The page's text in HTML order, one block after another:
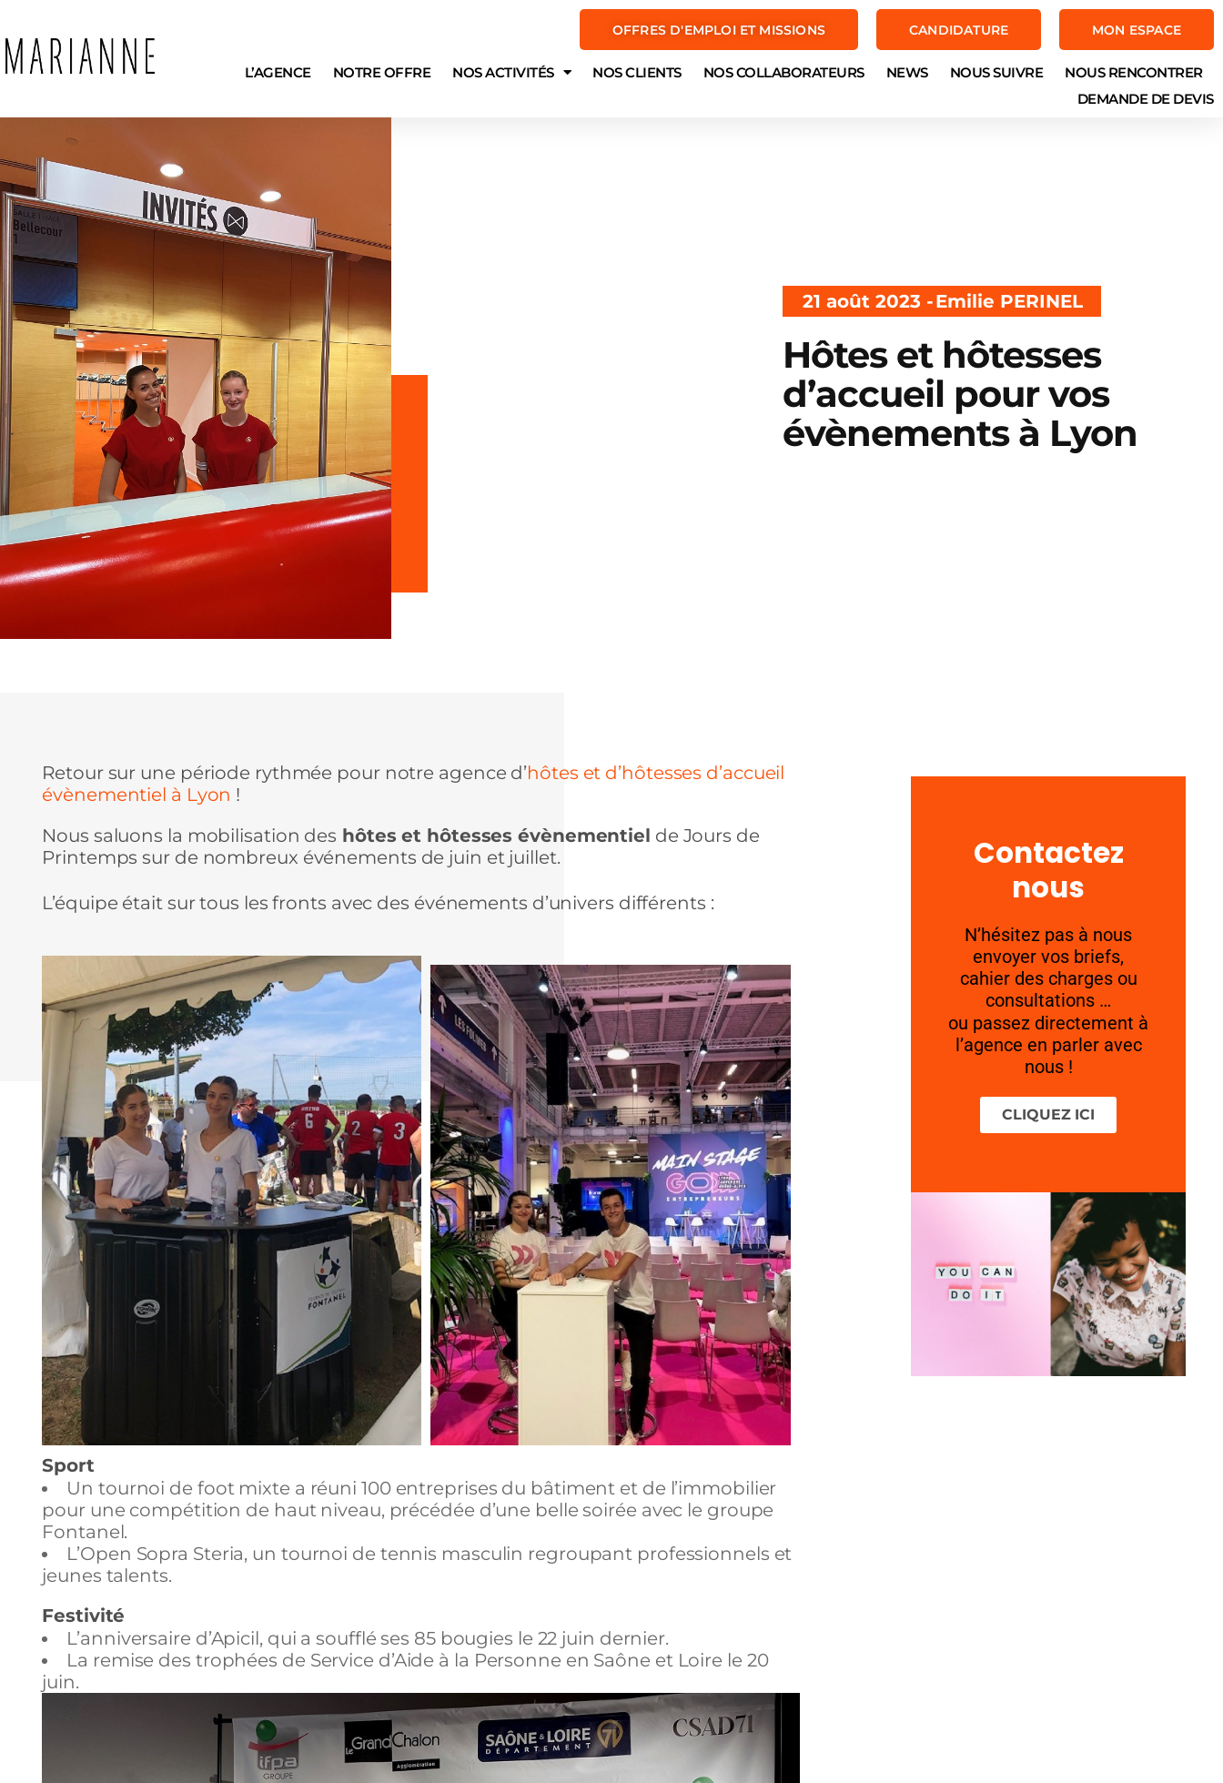
OFFRES D'EMPLOI ET MISSIONS CANDIDATURE MON ESPACE
L’AGENCE NOTRE OFFRE NOS ACTIVITÉS NOS CLIENTS NOS COLLABORATEURS NEWS NOUS SUIVRE
NOUS RENCONTRER
DEMANDE DE DEVIS
21 août 2023 -Emilie PERINEL
Hôtes et hôtesses
d’accueil pour vos
évènements à Lyon
Retour sur une période rythmée pour notre agence d’hôtes et d’hôtesses d’accueil
évènementiel à Lyon !
Nous saluons la mobilisation des hôtes et hôtesses évènementiel de Jours de
Printemps sur de nombreux événements de juin et juillet.
L’équipe était sur tous les fronts avec des événements d’univers différents :
Sport
Un tournoi de foot mixte a réuni 100 entreprises du bâtiment et de l’immobilier
pour une compétition de haut niveau, précédée d’une belle soirée avec le groupe
Fontanel.
L’Open Sopra Steria, un tournoi de tennis masculin regroupant professionnels et
jeunes talents.
Festivité
L’anniversaire d’Apicil, qui a soufflé ses 85 bougies le 22 juin dernier.
La remise des trophées de Service d’Aide à la Personne en Saône et Loire le 20
juin.
Contactez
nous
N’hésitez pas à nous
envoyer vos briefs,
cahier des charges ou
consultations …
ou passez directement à
l’agence en parler avec
nous !
CLIQUEZ ICI